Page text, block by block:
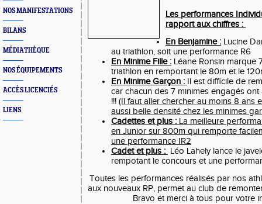
NOS MANIFESTATIONS
BILANS
MÉDIATHÈQUE
NOS ÉQUIPEMENTS
ACCÈS LICENCIÉS
LIENS
Les performances
rapport aux chiffres :
En Benjamine : Lucine
au triathlon, soit une performance R6
En Minime Fille : Léane Ronsin marque
triathlon en remportant le 80m et le
En Minime Garçon : Il est difficile de
car chacun des 7 minimes engagés
!!! (Il faut aller chercher au moins 8 ans
aussi belle densité chez les minimes
Cadettes et plus : La meilleure
en Junior sur 800m qui remporte
une performance IR2
Cadet et plus : Léo Lahely lance le
rempotant le concours et une
Toutes les performances réalisés par nos
aux nouveaux RP, permet au club de
Bravo et merci à tous pour votre